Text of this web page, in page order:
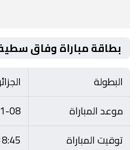
بطاقة مباراة وفاق
البطولة
موعد المباراة
08
توقيت المباراة
18:45